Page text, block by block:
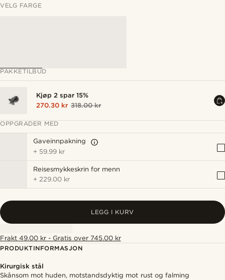
VELG FARGE
PAKKETILBUD
Kjøp 2 spar 15%
270.30 kr 318.00 kr
OPPGRADER MED
Gaveinnpakning
+ 59.99 kr
Reisesmykkeskrin for menn
+ 229.00 kr
LEGG I KURV
Frakt 49.00 kr - Gratis over 745.00 kr
PRODUKTINFORMASJON
Kirurgisk stål
Skånsom mot huden, motstandsdyktig mot rust og falming